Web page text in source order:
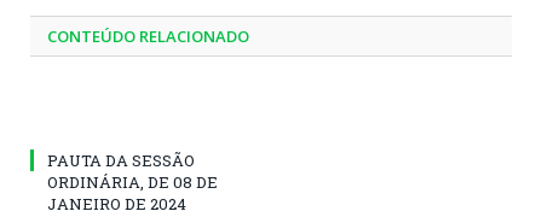
CONTEÚDO RELACIONADO
PAUTA DA SESSÃO
ORDINÁRIA, DE 08 DE
JANEIRO DE 2024